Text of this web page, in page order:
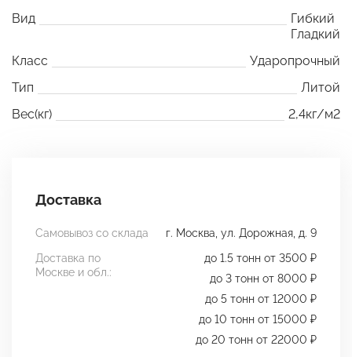
Вид
Гибкий
Гладкий
Класс
Ударопрочный
Тип
Литой
Вес(кг)
2,4кг/м2
Доставка
Самовывоз со склада
г. Москва, ул. Дорожная, д. 9
Доставка по
Москве и обл.:
до 1.5 тонн от 3500 ₽
до 3 тонн от 8000 ₽
до 5 тонн от 12000 ₽
до 10 тонн от 15000 ₽
до 20 тонн от 22000 ₽